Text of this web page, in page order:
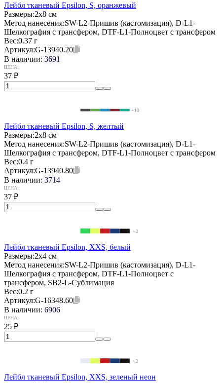
Лейбл тканевый Epsilon, S, оранжевый
Размеры:2х8 см
Метод нанесения:SW-L2-Пришив (кастомизация), D-L1-
Шелкография с трансфером, DTF-L1-Полноцвет с трансфером
Вес:0.37 г
Артикул:G-13940.20
В наличии: 3691
ЦЕНА:
37 ₽
+10
Лейбл тканевый Epsilon, S, желтый
Размеры:2х8 см
Метод нанесения:SW-L2-Пришив (кастомизация), D-L1-
Шелкография с трансфером, DTF-L1-Полноцвет с трансфером
Вес:0.4 г
Артикул:G-13940.80
В наличии: 3714
ЦЕНА:
37 ₽
+2
Лейбл тканевый Epsilon, XXS, белый
Размеры:2х4 см
Метод нанесения:SW-L2-Пришив (кастомизация), D-L1-
Шелкография с трансфером, DTF-L1-Полноцвет с
трансфером, SB2-L-Сублимация
Вес:0.2 г
Артикул:G-16348.60
В наличии: 6906
ЦЕНА:
25 ₽
+2
Лейбл тканевый Epsilon, XXS, зеленый неон